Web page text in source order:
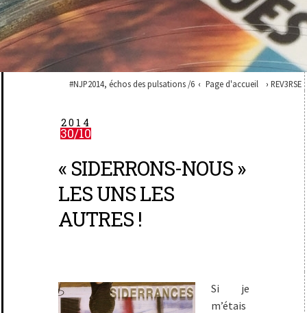
#NJP2014, échos des pulsations /6 Page d'accueil REV3RSE
2014
30/10
« SIDERRONS-NOUS »
LES UNS LES
AUTRES !
Si je
m’étais